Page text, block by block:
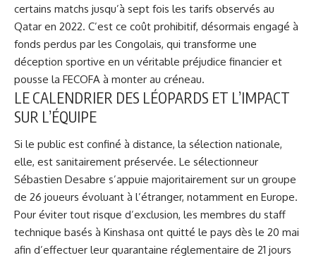
certains matchs jusqu’à sept fois les tarifs observés au
Qatar en 2022. C’est ce coût prohibitif, désormais engagé à
fonds perdus par les Congolais, qui transforme une
déception sportive en un véritable préjudice financier et
pousse la FECOFA à monter au créneau.
LE CALENDRIER DES LÉOPARDS ET L’IMPACT
SUR L’ÉQUIPE
Si le public est confiné à distance, la sélection nationale,
elle, est sanitairement préservée. Le sélectionneur
Sébastien Desabre s’appuie majoritairement sur un groupe
de 26 joueurs évoluant à l’étranger, notamment en Europe.
Pour éviter tout risque d’exclusion, les membres du staff
technique basés à Kinshasa ont quitté le pays dès le 20 mai
afin d’effectuer leur quarantaine réglementaire de 21 jours